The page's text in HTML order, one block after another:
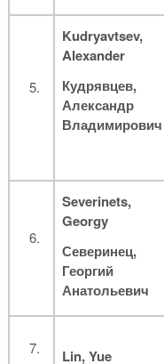
Kudryavtsev,
Alexander
Кудрявцев,
Александр
Владимирович
Severinets,
Georgy
Северинец,
Георгий
Анатольевич
Lin, Yue